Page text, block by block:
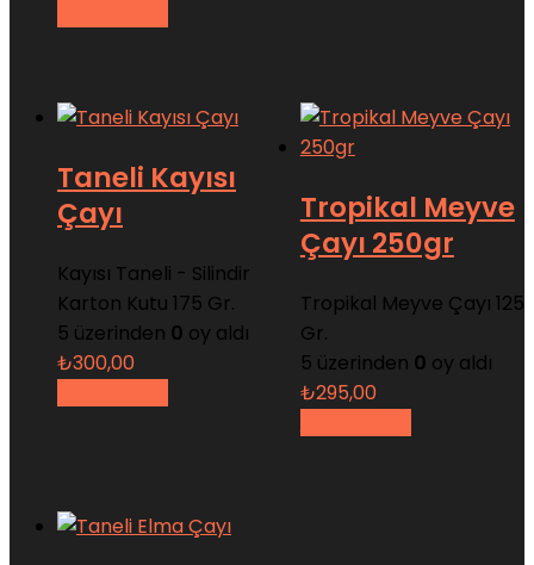
Taneli Kayısı
Çayı
Kayısı Taneli - Silindir
Karton Kutu 175 Gr.
5 üzerinden 0 oy aldı
₺300,00
Tropikal Meyve
Çayı 250gr
Tropikal Meyve Çayı 125
Gr.
5 üzerinden 0 oy aldı
₺295,00